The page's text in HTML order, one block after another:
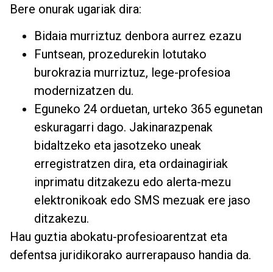
Bere onurak ugariak dira:
Bidaia murriztuz denbora aurrez ezazu
Funtsean, prozedurekin lotutako
burokrazia murriztuz, lege-profesioa
modernizatzen du.
Eguneko 24 orduetan, urteko 365 egunetan
eskuragarri dago. Jakinarazpenak
bidaltzeko eta jasotzeko uneak
erregistratzen dira, eta ordainagiriak
inprimatu ditzakezu edo alerta-mezu
elektronikoak edo SMS mezuak ere jaso
ditzakezu.
Hau guztia abokatu-profesioarentzat eta
defentsa juridikorako aurrerapauso handia da.